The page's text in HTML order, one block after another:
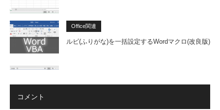
Office関連
ルビ(ふりがな)を一括設定するWordマクロ(改良版)
コメント